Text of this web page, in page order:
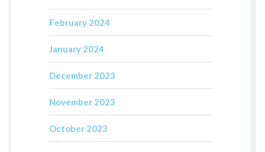
February 2024
January 2024
December 2023
November 2023
October 2023